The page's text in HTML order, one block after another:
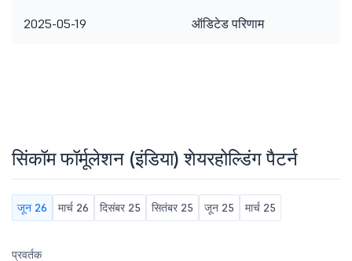
2025-05-19 ऑडिटेड परिणाम
सिंकॉम फॉर्मूलेशन (इंडिया) शेयरहोल्डिंग पैटर्न
जून 26 मार्च 26 दिसंबर 25 सितंबर 25 जून 25 मार्च 25
प्रवर्तक